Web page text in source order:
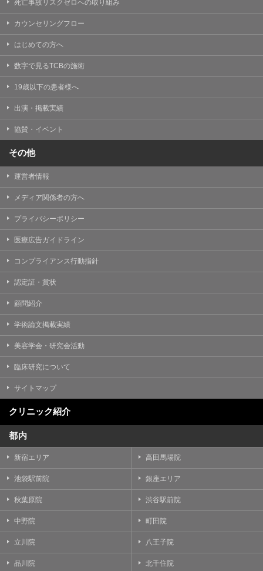
死亡事故リスクゼロへの取り組み
カウンセリングフロー
はじめての方へ
数字で見るTCBの施術
19歳以下の患者様へ
出演・掲載実績
協賛・イベント
その他
運営者情報
メディア関係者の方へ
プライバシーポリシー
医療広告ガイドライン
コンプライアンス行動指針
認定証・賞状
顧問紹介
学術論文掲載実績
美容学会・研究会活動
臨床研究について
サイトマップ
クリニック紹介
都内
新宿エリア 高田馬場院
池袋駅前院 銀座エリア
秋葉原院 渋谷駅前院
中野院 町田院
立川院 八王子院
品川院 北千住院